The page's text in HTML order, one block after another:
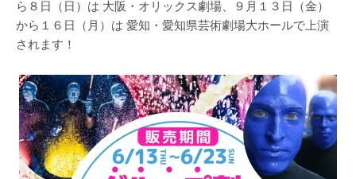
ら８日（日）は 大阪・オリックス劇場、９月１３日（金）
から１６日（月）は 愛知・愛知県芸術劇場大ホールで上演
されます！